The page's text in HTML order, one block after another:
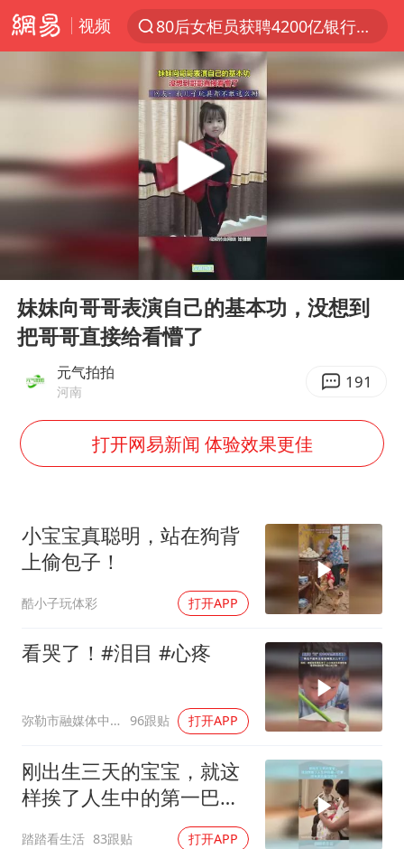
视频
80后女柜员获聘4200亿银行副行长
聚“绿”成势，结构转型活力足
金饰克价大幅跳涨
台风“白海豚”影响中国已成定局
浙江舟山21条水上客运航线停航
因凡蒂诺首次公开道歉
今年4位周星驰电影配角去世
上海一酒店房间爬满床虱 住客反被怼
曝侯明昊违反交规被约谈
“事业单位招聘不是人情买卖”
李亚鹏向地铁吐血女孩捐99999元
中国经济展现强大韧性和活力
Play
妹妹向哥哥表演自己的基本功，没想到
把哥哥直接给看懵了
元气拍拍
河南 191
打开网易新闻 体验效果更佳
小宝宝真聪明，站在狗背
上偷包子！
酷小子玩体彩 打开APP
看哭了！#泪目 #心疼
弥勒市融媒体中心 96跟贴 打开APP
刚出生三天的宝宝，就这
样挨了人生中的第一巴
掌，防半天还是没防住
踏踏看生活 83跟贴 打开APP